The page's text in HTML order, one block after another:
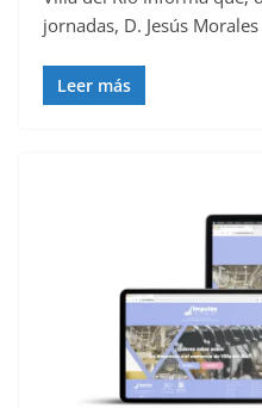
jornadas, D. Jesús Morales
Leer más